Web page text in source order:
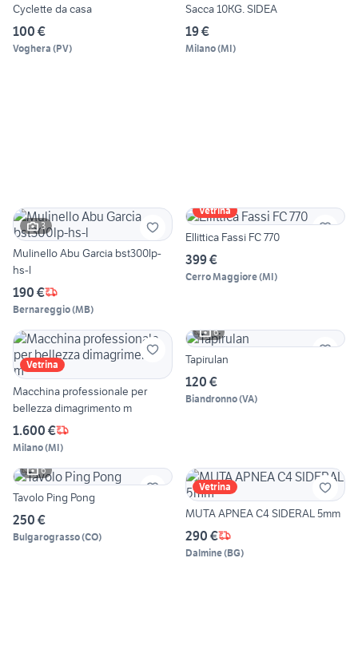
Cyclette da casa
100 €
Voghera (PV)
Sacca 10KG. SIDEA
19 €
Milano(MI)
3
Mulinello Abu Garcia bst300lp-
hs-l
190 €
Bernareggio(MB)
Vetrina
Ellittica Fassi FC 770
399 €
Cerro Maggiore(MI)
Vetrina
Macchina professionale per
bellezza dimagrimento m
1.600 €
Milano(MI)
6
Tapirulan
120 €
Biandronno(VA)
6
Tavolo Ping Pong
250 €
Bulgarograsso(CO)
Vetrina
MUTA APNEA C4 SIDERAL 5mm
290 €
Dalmine(BG)